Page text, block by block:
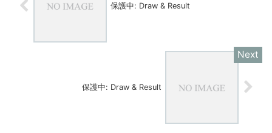
保護中: Draw & Result
保護中: Draw & Result